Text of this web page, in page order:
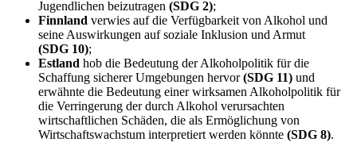
Jugendlichen beizutragen (SDG 2);
Finnland verwies auf die Verfügbarkeit von Alkohol und
seine Auswirkungen auf soziale Inklusion und Armut
(SDG 10);
Estland hob die Bedeutung der Alkoholpolitik für die
Schaffung sicherer Umgebungen hervor(SDG 11) und
erwähnte die Bedeutung einer wirksamen Alkoholpolitik für
die Verringerung der durch Alkohol verursachten
wirtschaftlichen Schäden, die als Ermöglichung von
Wirtschaftswachstum interpretiert werden könnte (SDG 8).